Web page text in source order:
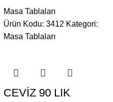
Masa Tablaları
Ürün Kodu: 3412 Kategori:
Masa Tablaları
CEVİZ 90 LIK